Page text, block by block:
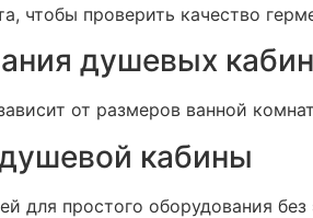
чтобы проверить качество
душевых кабин
от размеров ванной
кабины
для простого оборудования